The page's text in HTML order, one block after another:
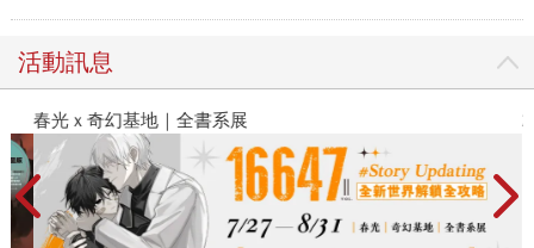
活動訊息
春光ｘ奇幻基地｜全書系展